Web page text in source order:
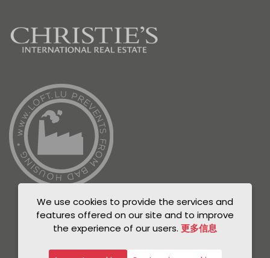
We use cookies to provide the services and
features offered on our site and to improve
the experience of our users. 更多信息